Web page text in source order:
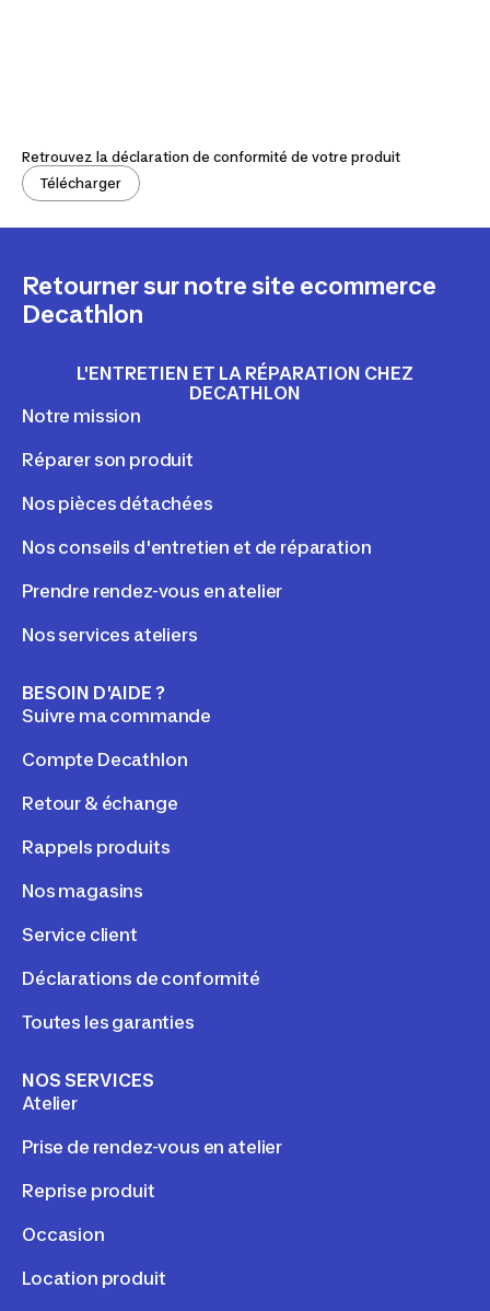
Retrouvez la déclaration de conformité de votre produit
Télécharger
Retourner sur notre site ecommerce
Decathlon
L'ENTRETIEN ET LA RÉPARATION CHEZ
DECATHLON
Notre mission
Réparer son produit
Nos pièces détachées
Nos conseils d'entretien et de réparation
Prendre rendez-vous en atelier
Nos services ateliers
BESOIN D'AIDE ?
Suivre ma commande
Compte Decathlon
Retour & échange
Rappels produits
Nos magasins
Service client
Déclarations de conformité
Toutes les garanties
NOS SERVICES
Atelier
Prise de rendez-vous en atelier
Reprise produit
Occasion
Location produit